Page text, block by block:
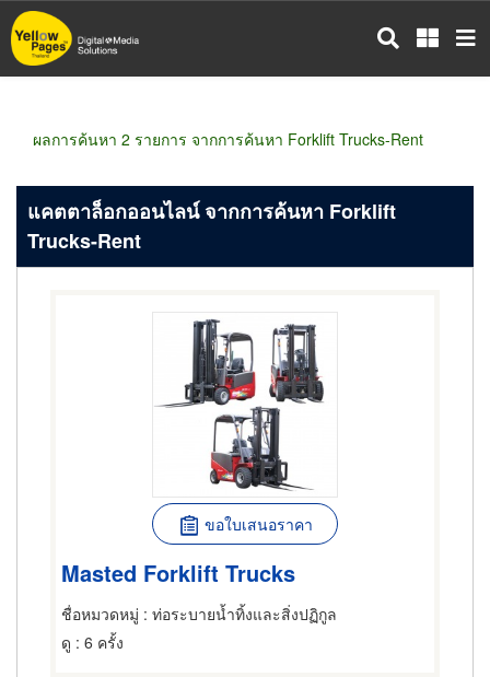
ข้าม
ไป
ผลการค้นหา 2 รายการ จากการค้นหา Forklift Trucks-Rent
แคตตาล็อกออนไลน์ จากการค้นหา Forklift
Trucks-Rent
ขอใบเสนอราคา
Masted Forklift Trucks
ชื่อหมวดหมู่ : ท่อระบายน้ำทิ้งและสิ่งปฏิกูล
ดู : 6 ครั้ง